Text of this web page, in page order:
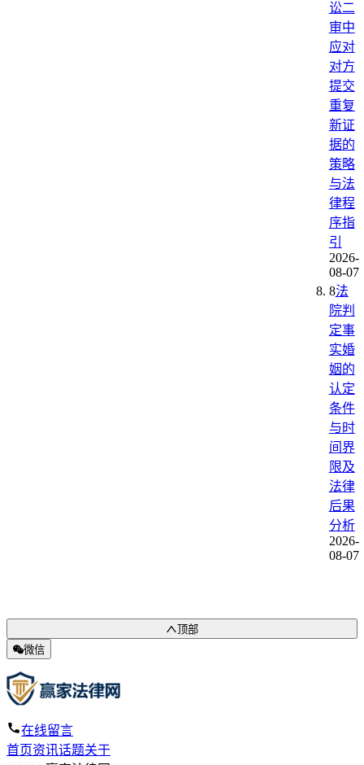
讼二
审中
应对
对方
提交
重复
新证
据的
策略
与法
律程
序指
引
2026-
08-07
8法
院判
定事
实婚
姻的
认定
条件
与时
间界
限及
法律
后果
分析
2026-
08-07
顶部
微信
在线留言
首页资讯话题关于